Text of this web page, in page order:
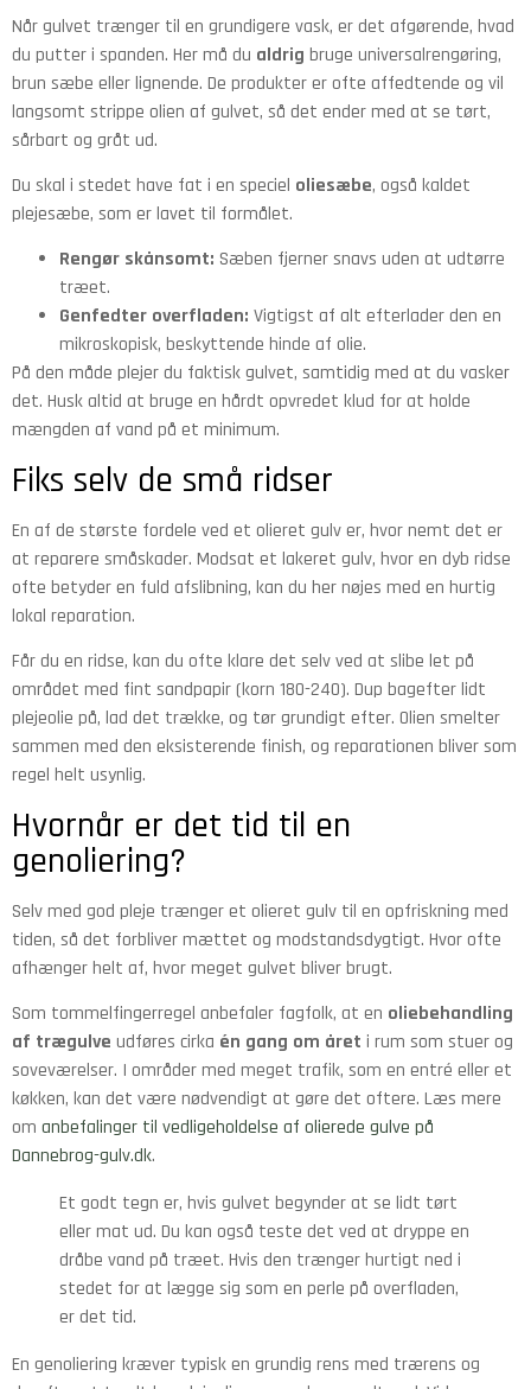
Når gulvet trænger til en grundigere vask, er det afgørende, hvad
du putter i spanden. Her må du aldrig bruge universalrengøring,
brun sæbe eller lignende. De produkter er ofte affedtende og vil
langsomt strippe olien af gulvet, så det ender med at se tørt,
sårbart og gråt ud.
Du skal i stedet have fat i en speciel oliesæbe, også kaldet
plejesæbe, som er lavet til formålet.
Rengør skånsomt: Sæben fjerner snavs uden at udtørre
træet.
Genfedter overfladen: Vigtigst af alt efterlader den en
mikroskopisk, beskyttende hinde af olie.
På den måde plejer du faktisk gulvet, samtidig med at du vasker
det. Husk altid at bruge en hårdt opvredet klud for at holde
mængden af vand på et minimum.
Fiks selv de små ridser
En af de største fordele ved et olieret gulv er, hvor nemt det er
at reparere småskader. Modsat et lakeret gulv, hvor en dyb ridse
ofte betyder en fuld afslibning, kan du her nøjes med en hurtig
lokal reparation.
Får du en ridse, kan du ofte klare det selv ved at slibe let på
området med fint sandpapir (korn 180-240). Dup bagefter lidt
plejeolie på, lad det trække, og tør grundigt efter. Olien smelter
sammen med den eksisterende finish, og reparationen bliver som
regel helt usynlig.
Hvornår er det tid til en
genoliering?
Selv med god pleje trænger et olieret gulv til en opfriskning med
tiden, så det forbliver mættet og modstandsdygtigt. Hvor ofte
afhænger helt af, hvor meget gulvet bliver brugt.
Som tommelfingerregel anbefaler fagfolk, at en oliebehandling
af trægulve udføres cirka én gang om året i rum som stuer og
soveværelser. I områder med meget trafik, som en entré eller et
køkken, kan det være nødvendigt at gøre det oftere. Læs mere
om anbefalinger til vedligeholdelse af olierede gulve på
Dannebrog-gulv.dk.
Et godt tegn er, hvis gulvet begynder at se lidt tørt
eller mat ud. Du kan også teste det ved at dryppe en
dråbe vand på træet. Hvis den trænger hurtigt ned i
stedet for at lægge sig som en perle på overfladen,
er det tid.
En genoliering kræver typisk en grundig rens med trærens og